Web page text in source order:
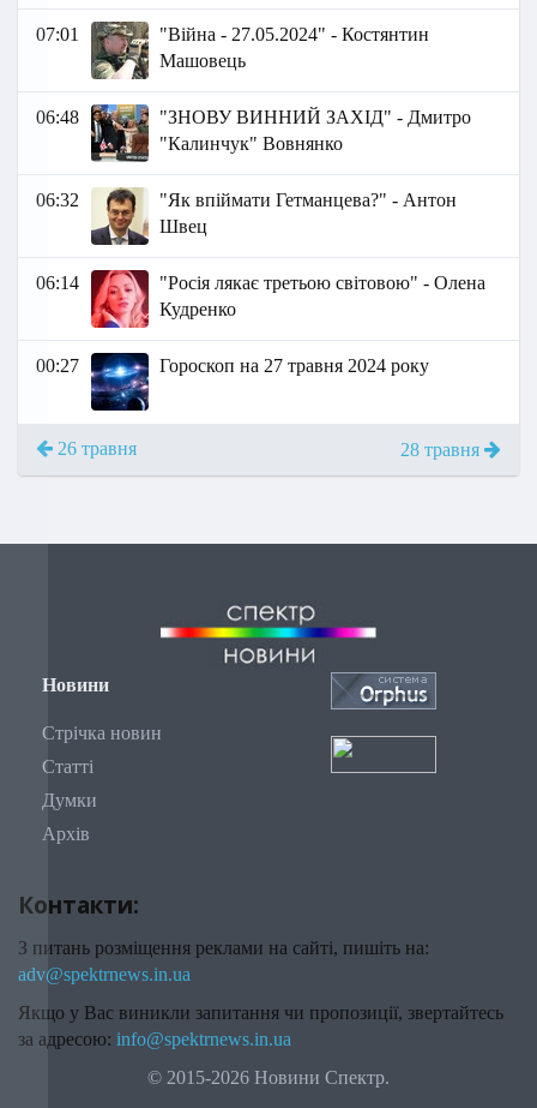
07:01
"Війна - 27.05.2024" - Костянтин
Машовець
06:48
"ЗНОВУ ВИННИЙ ЗАХІД" - Дмитро
"Калинчук" Вовнянко
06:32
"Як впіймати Гетманцева?" - Антон
Швец
06:14
"Росія лякає третьою світовою" - Олена
Кудренко
00:27 Гороскоп на 27 травня 2024 року
26 травня 28 травня
Новини
Стрічка новин
Статті
Думки
Архів
Контакти:
З питань розміщення реклами на сайті, пишіть на:
adv@spektrnews.in.ua
Якщо у Вас виникли запитання чи пропозиції, звертайтесь
за адресою: info@spektrnews.in.ua
© 2015-2026 Новини Спектр.